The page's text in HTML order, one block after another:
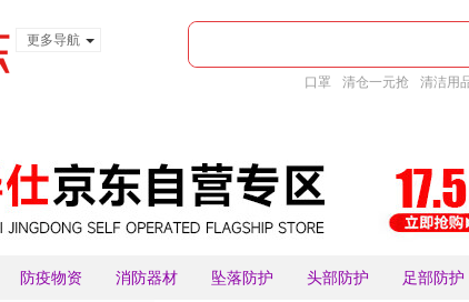
更多导航
口罩 清仓一元抢 清洁用
防疫物资 消防器材 坠落防护 头部防护 足部防护